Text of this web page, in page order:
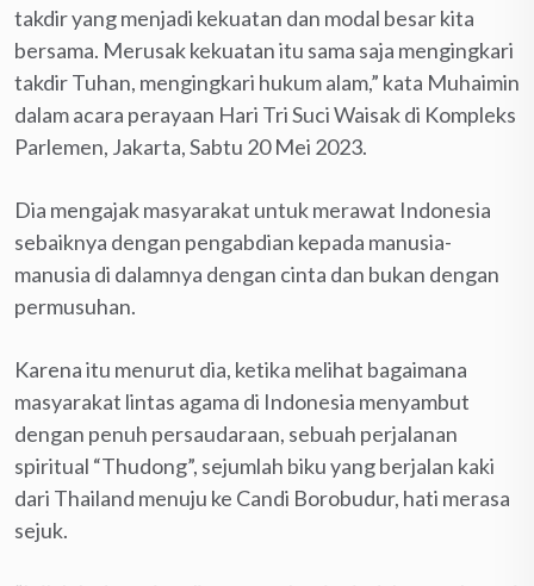
takdir yang menjadi kekuatan dan modal besar kita
bersama. Merusak kekuatan itu sama saja mengingkari
takdir Tuhan, mengingkari hukum alam,” kata Muhaimin
dalam acara perayaan Hari Tri Suci Waisak di Kompleks
Parlemen, Jakarta, Sabtu 20 Mei 2023.
Dia mengajak masyarakat untuk merawat Indonesia
sebaiknya dengan pengabdian kepada manusia-
manusia di dalamnya dengan cinta dan bukan dengan
permusuhan.
Karena itu menurut dia, ketika melihat bagaimana
masyarakat lintas agama di Indonesia menyambut
dengan penuh persaudaraan, sebuah perjalanan
spiritual “Thudong”, sejumlah biku yang berjalan kaki
dari Thailand menuju ke Candi Borobudur, hati merasa
sejuk.